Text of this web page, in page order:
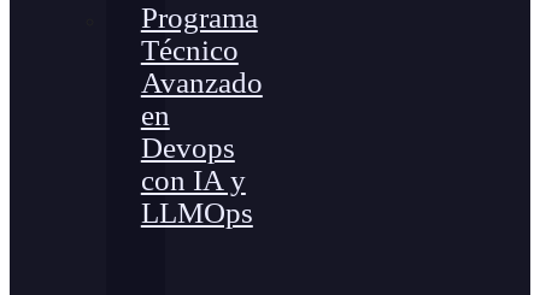
Programa
Técnico
Avanzado
en
Devops
con IA y
LLMOps